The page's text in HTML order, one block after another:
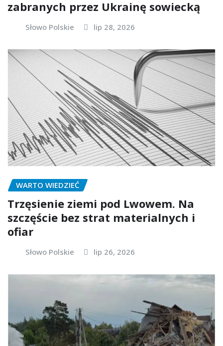
zabranych przez Ukrainę sowiecką
Słowo Polskie lip 28, 2026
WARTO WIEDZIEĆ
Trzęsienie ziemi pod Lwowem. Na
szczęście bez strat materialnych i
ofiar
Słowo Polskie lip 26, 2026